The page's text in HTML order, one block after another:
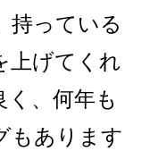
持っている
上げてくれ
く、何年も
もあります